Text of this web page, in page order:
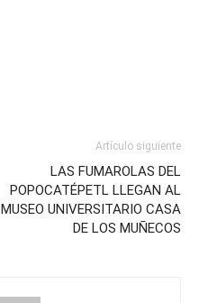
Artículo siguiente
LAS FUMAROLAS DEL
POPOCATÉPETL LLEGAN AL
MUSEO UNIVERSITARIO CASA
DE LOS MUÑECOS